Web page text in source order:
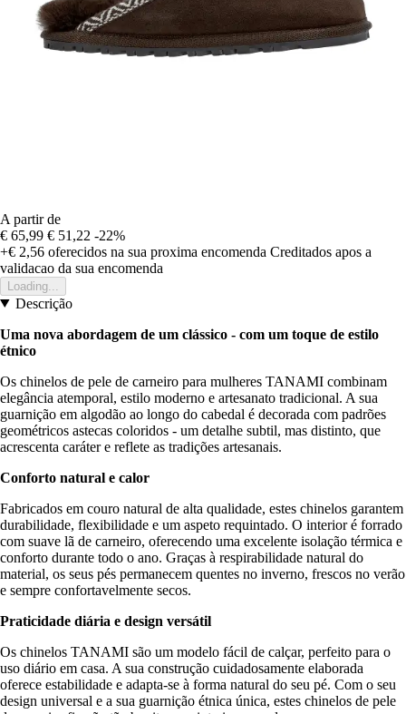
A partir de
€ 65,99 € 51,22 -22%
+€ 2,56 oferecidos na sua proxima encomenda Creditados apos a
validacao da sua encomenda
Loading...
Descrição
Uma nova abordagem de um clássico - com um toque de estilo
étnico
Os chinelos de pele de carneiro para mulheres TANAMI combinam
elegância atemporal, estilo moderno e artesanato tradicional. A sua
guarnição em algodão ao longo do cabedal é decorada com padrões
geométricos astecas coloridos - um detalhe subtil, mas distinto, que
acrescenta caráter e reflete as tradições artesanais.
Conforto natural e calor
Fabricados em couro natural de alta qualidade, estes chinelos garantem
durabilidade, flexibilidade e um aspeto requintado. O interior é forrado
com suave lã de carneiro, oferecendo uma excelente isolação térmica e
conforto durante todo o ano. Graças à respirabilidade natural do
material, os seus pés permanecem quentes no inverno, frescos no verão
e sempre confortavelmente secos.
Praticidade diária e design versátil
Os chinelos TANAMI são um modelo fácil de calçar, perfeito para o
uso diário em casa. A sua construção cuidadosamente elaborada
oferece estabilidade e adapta-se à forma natural do seu pé. Com o seu
design universal e a sua guarnição étnica única, estes chinelos de pele